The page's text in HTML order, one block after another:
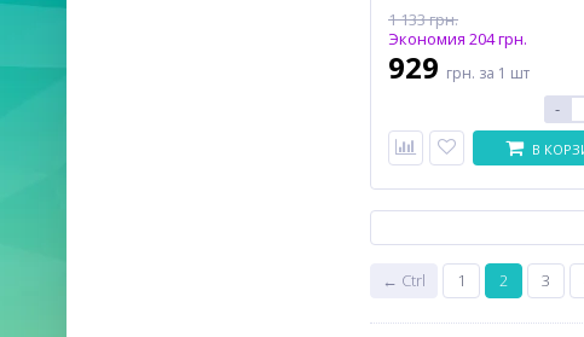
1 133 грн.
Экономия 204 грн.
929 грн. за 1 шт
-
В
← Ctrl 1 2 3